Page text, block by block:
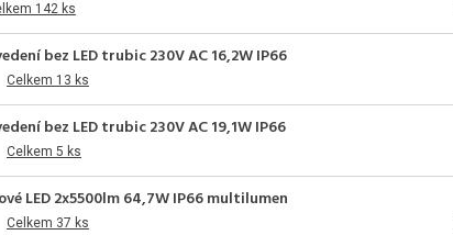
142 ks
bez LED trubic 230V AC 16,2W IP66
Celkem 13 ks
bez LED trubic 230V AC 19,1W IP66
Celkem 5 ks
LED 2x5500lm 64,7W IP66 multilumen
Celkem 37 ks